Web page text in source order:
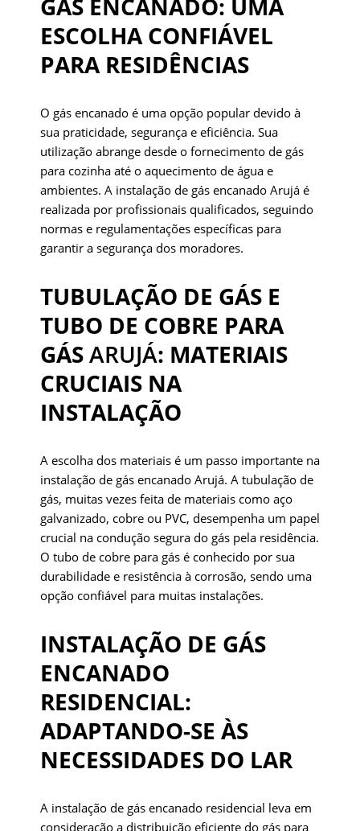
GÁS ENCANADO: UMA
ESCOLHA CONFIÁVEL
PARA RESIDÊNCIAS
O gás encanado é uma opção popular devido à
sua praticidade, segurança e eficiência. Sua
utilização abrange desde o fornecimento de gás
para cozinha até o aquecimento de água e
ambientes. A instalação de gás encanado Arujá é
realizada por profissionais qualificados, seguindo
normas e regulamentações específicas para
garantir a segurança dos moradores.
TUBULAÇÃO DE GÁS E
TUBO DE COBRE PARA
GÁSARUJÁ: MATERIAIS
CRUCIAIS NA
INSTALAÇÃO
A escolha dos materiais é um passo importante na
instalação de gás encanado Arujá. A tubulação de
gás, muitas vezes feita de materiais como aço
galvanizado, cobre ou PVC, desempenha um papel
crucial na condução segura do gás pela residência.
O tubo de cobre para gás é conhecido por sua
durabilidade e resistência à corrosão, sendo uma
opção confiável para muitas instalações.
INSTALAÇÃO DE GÁS
ENCANADO
RESIDENCIAL:
ADAPTANDO-SE ÀS
NECESSIDADES DO LAR
A instalação de gás encanado residencial leva em
consideração a distribuição eficiente do gás para